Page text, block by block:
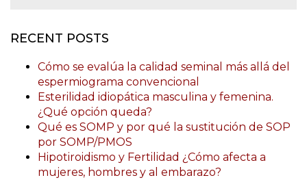
RECENT POSTS
Cómo se evalúa la calidad seminal más allá del
espermiograma convencional
Esterilidad idiopática masculina y femenina.
¿Qué opción queda?
Qué es SOMP y por qué la sustitución de SOP
por SOMP/PMOS
Hipotiroidismo y Fertilidad ¿Cómo afecta a
mujeres, hombres y al embarazo?